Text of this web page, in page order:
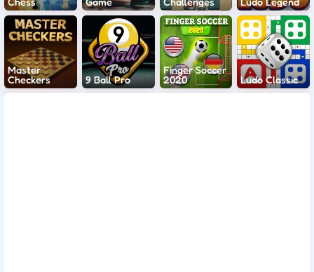
Master
Checkers
9 Ball Pro
Finger Soccer
2020
Ludo Classic